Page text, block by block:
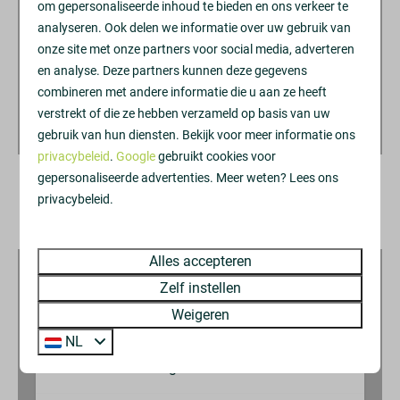
Ligbad
Toilet
Wastafel: 1
Slaapkamer
Beddengoed
Kledingkast
Eén persoonsdekbed: 6
Onderschuifbed (90x200): 1
Familie/Kinderen
Babybedje
2 gasten
om gepersonaliseerde inhoud te bieden en ons verkeer te
analyseren. Ook delen we informatie over uw gebruik van
onze site met onze partners voor social media, adverteren
en analyse. Deze partners kunnen deze gegevens
combineren met andere informatie die u aan ze heeft
verstrekt of die ze hebben verzameld op basis van uw
gebruik van hun diensten. Bekijk voor meer informatie ons
privacybeleid.Googlegebruikt cookies voor
gepersonaliseerde advertenties. Meer weten? Lees ons
privacybeleid.
Alles accepteren
Zelf instellen
Weigeren
NL